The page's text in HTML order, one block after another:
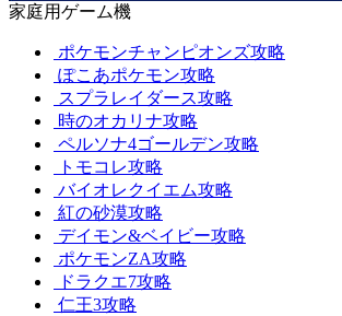
家庭用ゲーム機
ポケモンチャンピオンズ攻略
ぽこあポケモン攻略
スプラレイダース攻略
時のオカリナ攻略
ペルソナ4ゴールデン攻略
トモコレ攻略
バイオレクイエム攻略
紅の砂漠攻略
デイモン&ベイビー攻略
ポケモンZA攻略
ドラクエ7攻略
仁王3攻略